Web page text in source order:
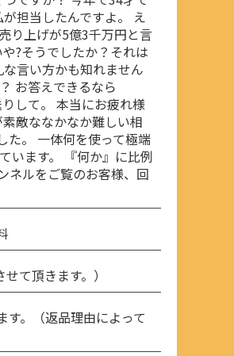
担当したんですよ。 え
り上げが5億3千万円と言
?そうでしたか？それは
言い方かも知れません
お答えできるなら
して。 本当にお疲れ様
敵ななかなか難しい相
た。 一体何を使って極端
います。 『何か』に比例
ネルをご覧のお客様、回
て頂きます。）
。（返品理由によって